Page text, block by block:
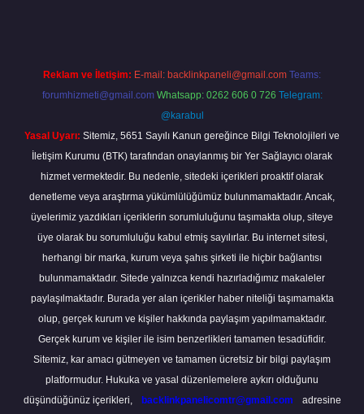
Reklam ve İletişim: E-mail: backlinkpaneli@gmail.com Teams:
forumhizmeti@gmail.com Whatsapp: 0262 606 0 726 Telegram:
@karabul
Yasal Uyarı: Sitemiz, 5651 Sayılı Kanun gereğince Bilgi Teknolojileri ve
İletişim Kurumu (BTK) tarafından onaylanmış bir Yer Sağlayıcı olarak
hizmet vermektedir. Bu nedenle, sitedeki içerikleri proaktif olarak
denetleme veya araştırma yükümlülüğümüz bulunmamaktadır. Ancak,
üyelerimiz yazdıkları içeriklerin sorumluluğunu taşımakta olup, siteye
üye olarak bu sorumluluğu kabul etmiş sayılırlar. Bu internet sitesi,
herhangi bir marka, kurum veya şahıs şirketi ile hiçbir bağlantısı
bulunmamaktadır. Sitede yalnızca kendi hazırladığımız makaleler
paylaşılmaktadır. Burada yer alan içerikler haber niteliği taşımamakta
olup, gerçek kurum ve kişiler hakkında paylaşım yapılmamaktadır.
Gerçek kurum ve kişiler ile isim benzerlikleri tamamen tesadüfidir.
Sitemiz, kar amacı gütmeyen ve tamamen ücretsiz bir bilgi paylaşım
platformudur. Hukuka ve yasal düzenlemelere aykırı olduğunu
düşündüğünüz içerikleri,
backlinkpanelicomtr@gmail.com adresine